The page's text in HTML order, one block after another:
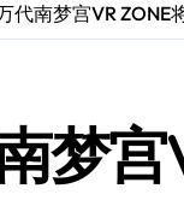
时尚，尽显潮流魅力
定制主题潮爆登场
代南梦宫VR ZONE
梦